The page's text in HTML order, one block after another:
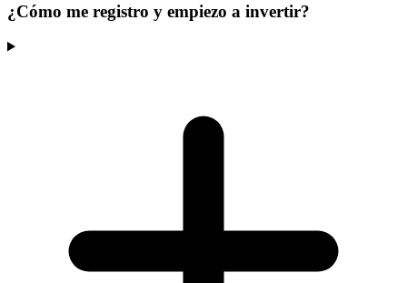
¿Cómo me registro y empiezo a invertir?